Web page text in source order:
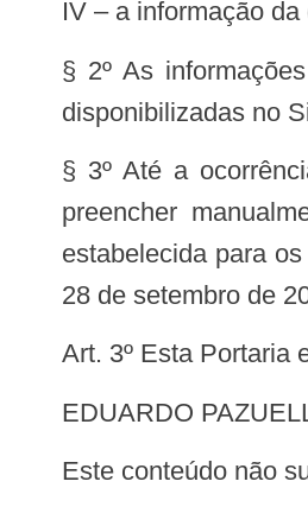
IV – a informação
§ 2º As
disponibilizadas no
§ 3º Até a
preencher
estabelecida para
28 de setembro de
Art. 3º Esta
EDUARDO
Este conteúdo não